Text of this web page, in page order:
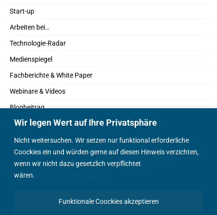
Wir legen Wert auf Ihre Privatsphäre
Nicht weitersuchen. Wir setzen nur funktional erforderliche
Coockies ein und würden gerne auf diesen Hinweis verzichten,
wenn wir nicht dazu gesetzlich verpflichtet
wären.
Funktionale Coockies akzeptieren
Start-up
Arbeiten bei…
Technologie-Radar
Medienspiegel
Fachberichte & White Paper
Webinare & Videos
Blogbeitrag
Fachbücher
Marktreport
Podcasts
Positionspapier
English Content